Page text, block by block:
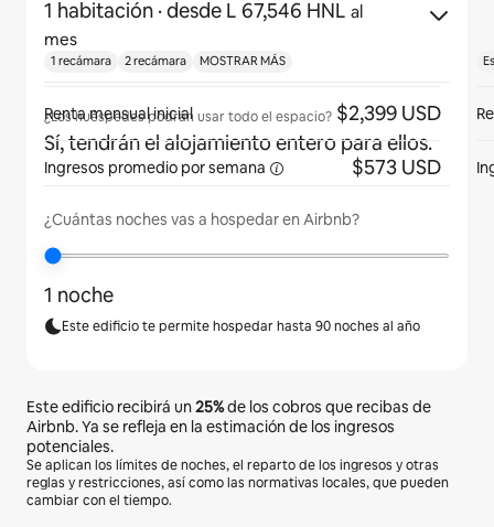
1 habitación · desde L 67,546 HNL al
mes
¿Los huéspedes podrán usar todo el espacio?
Sí, tendrán el alojamiento entero para ellos.
¿Cuántas noches vas a hospedar en Airbnb?
1 noche
Este edificio te permite hospedar hasta 90 noches al año
Este edificio recibirá un25%de los cobros que recibas de
Airbnb. Ya se refleja en la estimación de los ingresos
potenciales.
Se aplican los límites de noches, el reparto de los ingresos y otras
reglas y restricciones, así como las normativas locales, que pueden
cambiar con el tiempo.
1 recámara 2 recámara MOSTRAR MÁS
Renta mensual inicial $2,399 USD
Ingresos promedio porsemana $573 USD